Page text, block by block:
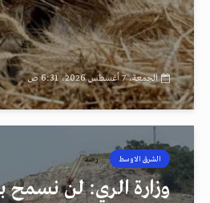
الجمعة، 7 أغسطس 2026، 6:31 ص
الشرق الاوسط رصد
وزارة الري: لن نسمح